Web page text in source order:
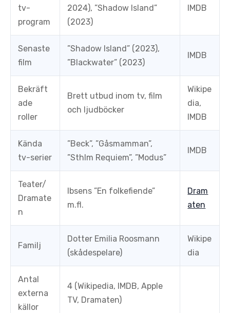
tv-
program
2024), ”Shadow Island”
(2023)
IMDB
Senaste
film
”Shadow Island” (2023),
”Blackwater” (2023)
IMDB
Bekräft
ade
roller
Brett utbud inom tv, film
och ljudböcker
Wikipe
dia,
IMDB
Kända
tv-serier
”Beck”, ”Gåsmamman”,
”Sthlm Requiem”, ”Modus”
IMDB
Teater/
Dramate
n
Ibsens ”En folkefiende”
m.fl.
Dram
aten
Familj
Dotter Emilia Roosmann
(skådespelare)
Wikipe
dia
Antal
externa
källor
4 (Wikipedia, IMDB, Apple
TV, Dramaten)